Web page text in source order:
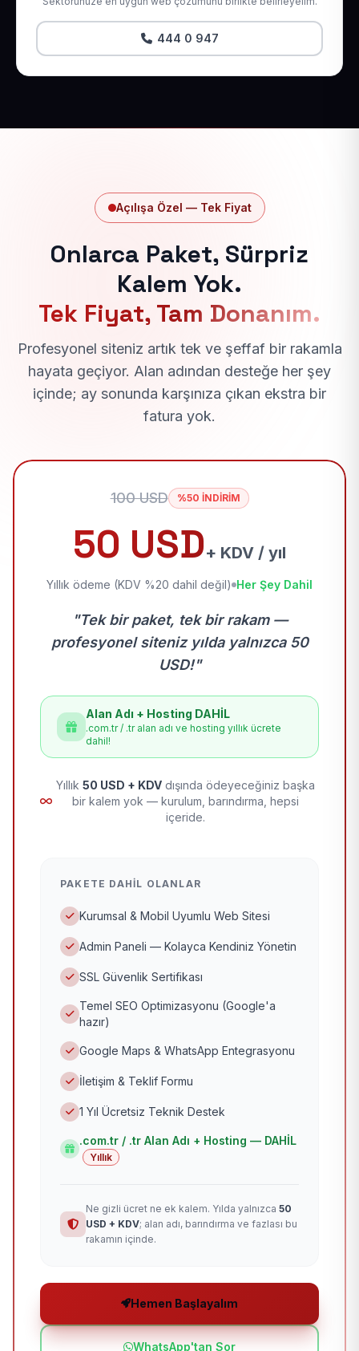
444 0 947
Açılışa Özel — Tek Fiyat
Onlarca Paket, Sürpriz
Kalem Yok.
Tek Fiyat, Tam Donanım.
Profesyonel siteniz artık tek ve şeffaf bir rakamla
hayata geçiyor. Alan adından desteğe her şey
içinde; ay sonunda karşınıza çıkan ekstra bir
fatura yok.
100 USD %50 İNDİRİM
50 USD+ KDV / yıl
Yıllık ödeme (KDV %20 dahil değil) Her Şey Dahil
"Tek bir paket, tek bir rakam —
profesyonel siteniz yılda yalnızca 50
USD!"
Alan Adı + Hosting DAHİL
.com.tr / .tr alan adı ve hosting yıllık ücrete
dahil!
Yıllık 50 USD + KDV dışında ödeyeceğiniz başka
bir kalem yok — kurulum, barındırma, hepsi
içeride.
PAKETE DAHIL OLANLAR
Kurumsal & Mobil Uyumlu Web Sitesi
Admin Paneli — Kolayca Kendiniz Yönetin
SSL Güvenlik Sertifikası
Temel SEO Optimizasyonu (Google'a
hazır)
Google Maps & WhatsApp Entegrasyonu
İletişim & Teklif Formu
1 Yıl Ücretsiz Teknik Destek
.com.tr / .tr Alan Adı + Hosting — DAHİL
Yıllık
Ne gizli ücret ne ek kalem. Yılda yalnızca 50
USD + KDV; alan adı, barındırma ve fazlası bu
rakamın içinde.
Hemen Başlayalım
WhatsApp'tan Sor